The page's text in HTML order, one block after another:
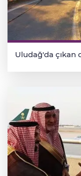
Uludağ'da çıkan